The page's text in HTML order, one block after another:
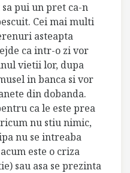
pui un pret ca-n
Cei mai multi
asteapta
ca intr-o zi vor
vietii lor, dupa
in banca si vor
din dobanda.
ca le este prea
nu stiu nimic,
nu se intreaba
este o criza
sau asa se prezinta